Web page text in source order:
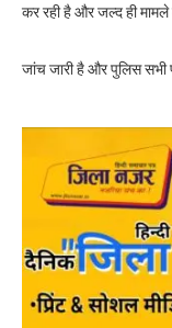
कर रही है और जल्द ही
जांच जारी है और पुलिस